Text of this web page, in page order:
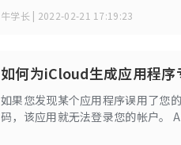
牛学长 | 2022-02-21 17:19:23
如何为iCloud生成应用程序
如果您发现某个应用程序误用了您
码，该应用就无法登录您的帐户。